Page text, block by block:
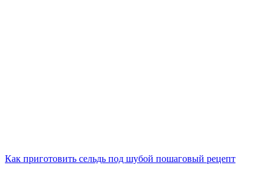
Как приготовить сельдь под шубой пошаговый рецепт